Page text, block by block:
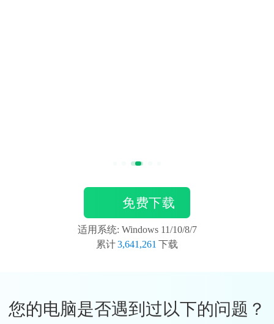
免费下载
适用系统: Windows 11/10/8/7
累计3,641,261 下载
您的电脑是否遇到过以下的问题？